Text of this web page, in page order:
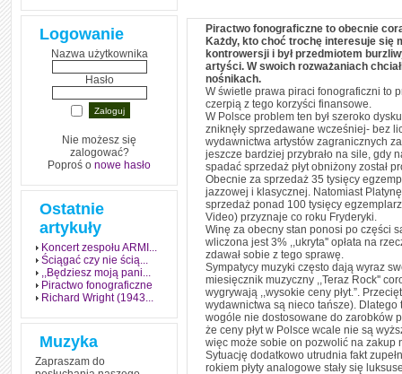
Logowanie
Nazwa użytkownika
Hasło
Nie możesz się
zalogować?
Poproś o nowe hasło
Ostatnie
artykuły
Koncert zespołu ARMI...
Ściągać czy nie ścią...
,,Będziesz moją pani...
Piractwo fonograficzne
Richard Wright (1943...
Muzyka
Zapraszam do
Piractwo fonograficzne to obecnie
Każdy, kto choć trochę interesuje się
kontrowersji i był przedmiotem
artyści. W swoich rozważaniach
nośnikach.
W świetle prawa piraci fonograficzni to
czerpią z tego korzyści finansowe.
W Polsce problem ten był szeroko
zniknęły sprzedawane wcześniej- bez
wydawnictwa artystów zagranicznych
jeszcze bardziej przybrało na sile, gdy
spadać sprzedaż płyt obniżony został
Obecnie za sprzedaż 35 tysięcy
jazzowej i klasycznej. Natomiast
sprzedaż ponad 100 tysięcy
Video) przyznaje co roku Fryderyki.
Winę za obecny stan ponosi po części
wliczona jest 3% ,,ukryta'' opłata na
zdawał sobie z tego sprawę.
Sympatycy muzyki często dają wyraz
miesięcznik muzyczny ,,Teraz Rock''
wygrywają ,,wysokie ceny płyt.”.
wydawnictwa są nieco tańsze). Dlatego
wogóle nie dostosowane do zarobków
że ceny płyt w Polsce wcale nie są
więc może sobie on pozwolić na zakup
Sytuację dodatkowo utrudnia fakt
rokiem płyty analogowe stały się